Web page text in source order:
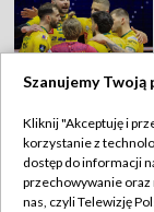
Szanujemy Twoją
Kliknij "Akceptuję i
korzystanie z
dostęp do informacji
przechowywanie oraz
nas, czyli Telewizję